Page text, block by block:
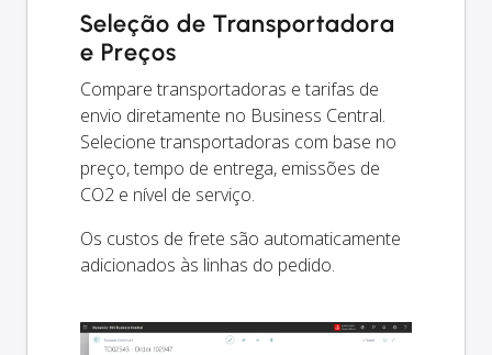
Seleção de Transportadora
e Preços
Compare transportadoras e tarifas de
envio diretamente no Business Central.
Selecione transportadoras com base no
preço, tempo de entrega, emissões de
CO2 e nível de serviço.
Os custos de frete são automaticamente
adicionados às linhas do pedido.